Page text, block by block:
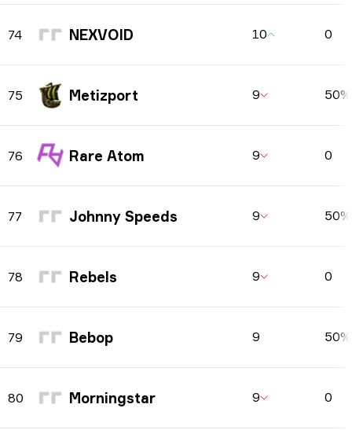
74 NEXVOID 10 0
75 Metizport 9 50%
76 Rare Atom 9 0
77 Johnny Speeds 9 50%
78 Rebels 9 0
79 Bebop 9 50%
80 Morningstar 9 0